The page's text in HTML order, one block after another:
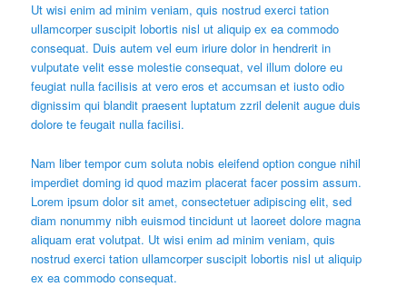
Ut wisi enim ad minim veniam, quis nostrud exerci tation
ullamcorper suscipit lobortis nisl ut aliquip ex ea commodo
consequat. Duis autem vel eum iriure dolor in hendrerit in
vulputate velit esse molestie consequat, vel illum dolore eu
feugiat nulla facilisis at vero eros et accumsan et iusto odio
dignissim qui blandit praesent luptatum zzril delenit augue duis
dolore te feugait nulla facilisi.
Nam liber tempor cum soluta nobis eleifend option congue nihil
imperdiet doming id quod mazim placerat facer possim assum.
Lorem ipsum dolor sit amet, consectetuer adipiscing elit, sed
diam nonummy nibh euismod tincidunt ut laoreet dolore magna
aliquam erat volutpat. Ut wisi enim ad minim veniam, quis
nostrud exerci tation ullamcorper suscipit lobortis nisl ut aliquip
ex ea commodo consequat.